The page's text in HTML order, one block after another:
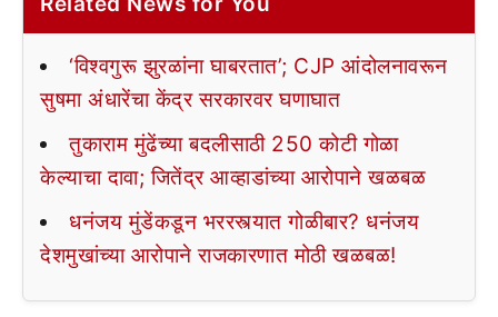
‘विश्वगुरू झुरळांना घाबरतात’; CJP आंदोलनावरून
सुषमा अंधारेंचा केंद्र सरकारवर घणाघात
तुकाराम मुंढेंच्या बदलीसाठी 250 कोटी गोळा
केल्याचा दावा; जितेंद्र आव्हाडांच्या आरोपाने खळबळ
धनंजय मुंडेंकडून भररस्त्यात गोळीबार? धनंजय
देशमुखांच्या आरोपाने राजकारणात मोठी खळबळ!